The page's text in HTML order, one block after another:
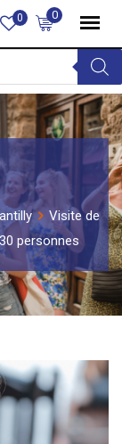
0
0
Visite de
personnes